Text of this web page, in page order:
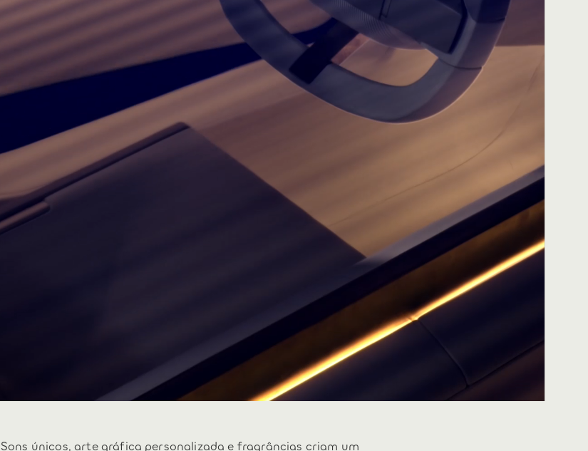
Sons únicos, arte gráfica personalizada e fragrâncias criam um